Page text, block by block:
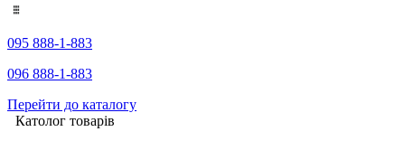
095 888-1-883
096 888-1-883
Перейти до каталогу
Католог товарів